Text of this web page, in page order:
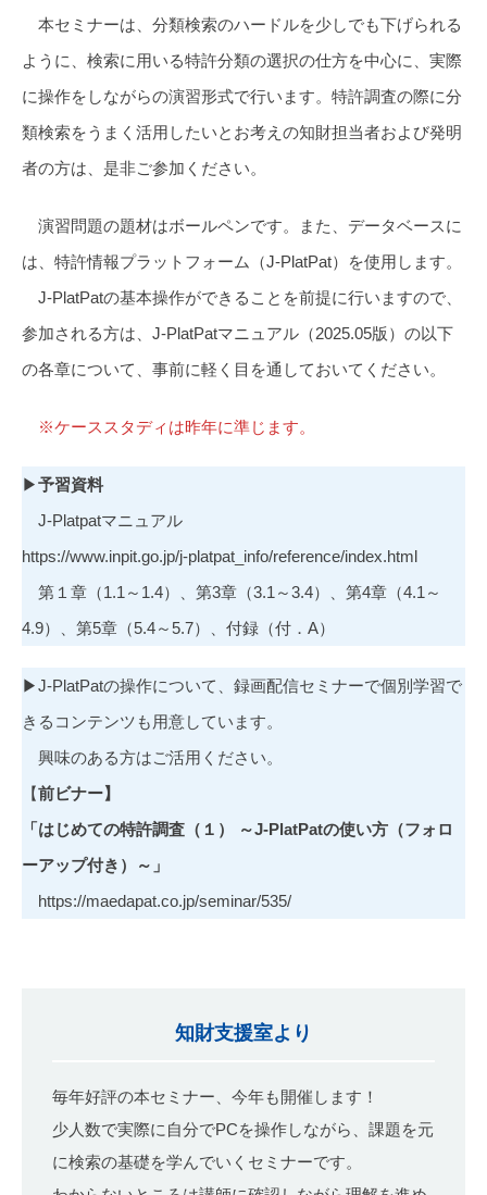
本セミナーは、分類検索のハードルを少しでも下げられる
ように、検索に用いる特許分類の選択の仕方を中心に、実際
に操作をしながらの演習形式で行います。特許調査の際に分
類検索をうまく活用したいとお考えの知財担当者および発明
者の方は、是非ご参加ください。
演習問題の題材はボールペンです。また、データベースに
は、特許情報プラットフォーム（J-PlatPat）を使用します。
J-PlatPatの基本操作ができることを前提に行いますので、
参加される方は、J-PlatPatマニュアル（2025.05版）の以下
の各章について、事前に軽く目を通しておいてください。
※ケーススタディは昨年に準じます。
▶予習資料
J-Platpatマニュアル
https://www.inpit.go.jp/j-platpat_info/reference/index.html
第１章（1.1～1.4）、第3章（3.1～3.4）、第4章（4.1～
4.9）、第5章（5.4～5.7）、付録（付．A）
▶J-PlatPatの操作について、録画配信セミナーで個別学習で
きるコンテンツも用意しています。
興味のある方はご活用ください。
【前ビナー】
「はじめての特許調査（１） ～J-PlatPatの使い方（フォロ
ーアップ付き）～」
https://maedapat.co.jp/seminar/535/
知財支援室より
毎年好評の本セミナー、今年も開催します！
少人数で実際に自分でPCを操作しながら、課題を元
に検索の基礎を学んでいくセミナーです。